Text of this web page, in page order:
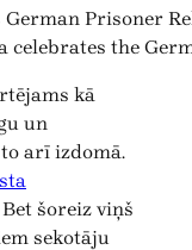
Prisoner
celebrates the
kā
un
arī izdomā.
šoreiz viņš
sekotāju